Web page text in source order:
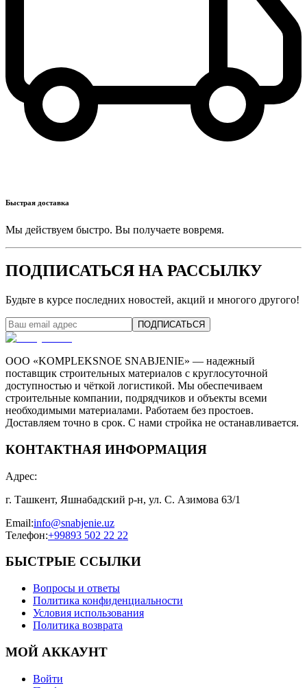
Быстрая доставка
Мы действуем быстро. Вы получаете вовремя.
ПОДПИСАТЬСЯ НА РАССЫЛКУ
Будьте в курсе последних новостей, акций и многого другого!
ПОДПИСАТЬСЯ
ООО «KOMPLEKSNOE SNABJENIE» — надежный
поставщик строительных материалов с круглосуточной
доступностью и чёткой логистикой. Мы обеспечиваем
строительные компании, подрядчиков и объекты всеми
необходимыми материалами. Работаем без простоев.
Доставляем точно в срок. С нами стройка не останавливается.
КОНТАКТНАЯ ИНФОРМАЦИЯ
Адрес:
г. Ташкент, Яшнабадский р-н, ул. С. Азимова 63/1
Email:info@snabjenie.uz
Телефон:+99893 502 22 22
БЫСТРЫЕ ССЫЛКИ
Вопросы и ответы
Политика конфиденциальности
Условия использования
Политика возврата
МОЙ АККАУНТ
Войти